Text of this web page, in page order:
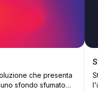
che presenta
sfondo sfumato